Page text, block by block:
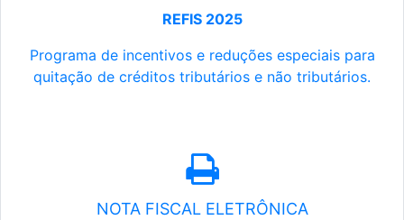
REFIS 2025
Programa de incentivos e reduções especiais para
quitação de créditos tributários e não tributários.
NOTA FISCAL ELETRÔNICA